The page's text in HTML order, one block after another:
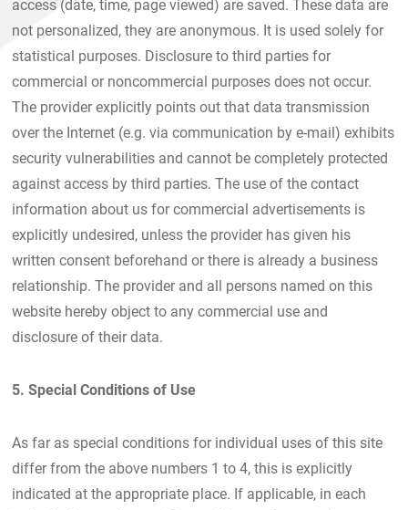
access (date, time, page viewed) are saved. These data are
not personalized, they are anonymous. It is used solely for
statistical purposes. Disclosure to third parties for
commercial or noncommercial purposes does not occur.
The provider explicitly points out that data transmission
over the Internet (e.g. via communication by e-mail) exhibits
security vulnerabilities and cannot be completely protected
against access by third parties. The use of the contact
information about us for commercial advertisements is
explicitly undesired, unless the provider has given his
written consent beforehand or there is already a business
relationship. The provider and all persons named on this
website hereby object to any commercial use and
disclosure of their data.
5. Special Conditions of Use
As far as special conditions for individual uses of this site
differ from the above numbers 1 to 4, this is explicitly
indicated at the appropriate place. If applicable, in each